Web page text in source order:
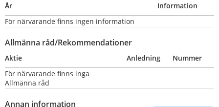
År
Information
För närvarande finns ingen information
Allmänna råd/Rekommendationer
Aktie Anledning
Nummer
För närvarande finns inga
Allmänna råd